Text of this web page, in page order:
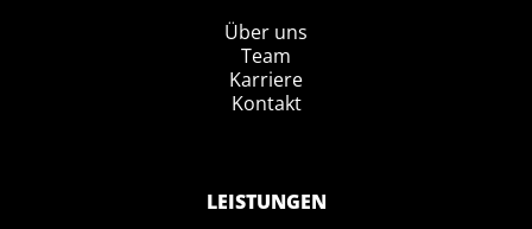
Über uns
Team
Karriere
Kontakt
LEISTUNGEN